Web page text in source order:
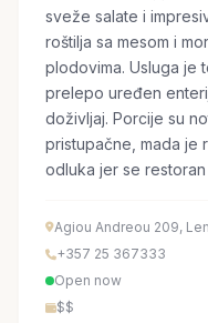
sveže salate i
roštilja sa mesom i
plodovima. Usluga je
prelepo uređen
doživljaj. Porcije su
pristupačne, mada je
odluka jer se
Agiou Andreou 209,
+357 25 367333
Open now
$$